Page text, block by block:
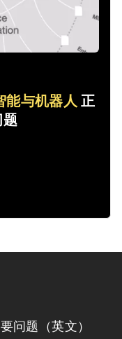
能与机器人 正
题
问题（英文）